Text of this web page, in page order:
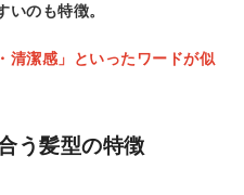
のも特徴。
清潔感」といったワードが似
う髪型の特徴